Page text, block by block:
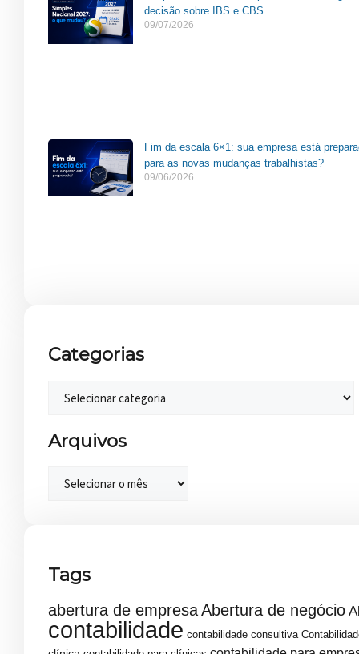
decisão sobre IBS e CBS
09/07/2026
Fim da escala 6×1: sua empresa está
para as novas mudanças trabalhistas?
09/06/2026
Categorias
Arquivos
Tags
abertura de empresaAbertura de negócio
contabilidade contabilidade consultiva